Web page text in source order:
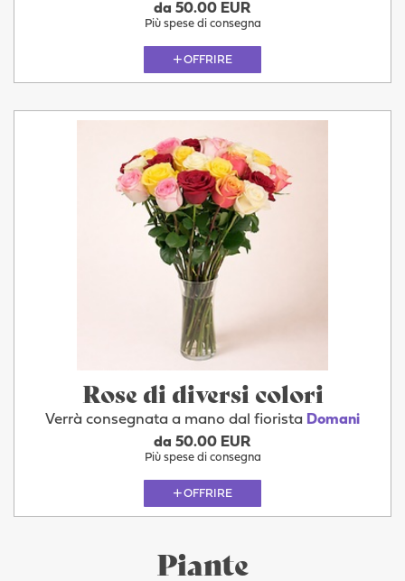
da 50.00 EUR
Più spese di consegna
OFFRIRE
Rose di diversi colori
Verrà consegnata a mano dal fiorista Domani
da 50.00 EUR
Più spese di consegna
OFFRIRE
Piante